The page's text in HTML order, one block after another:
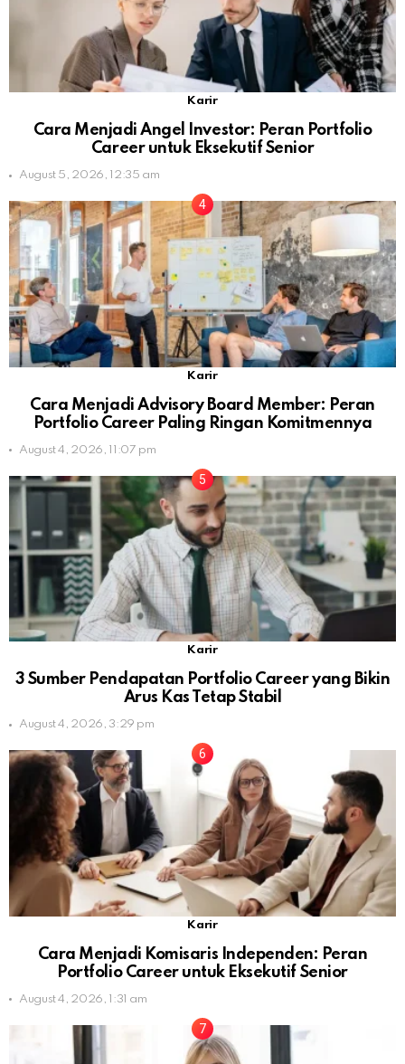
Karir
Cara Menjadi Angel Investor: Peran Portfolio
Career untuk Eksekutif Senior
August 5, 2026, 12:35 am
Karir
Cara Menjadi Advisory Board Member: Peran
Portfolio Career Paling Ringan Komitmennya
August 4, 2026, 11:07 pm
Karir
3 Sumber Pendapatan Portfolio Career yang Bikin
Arus Kas Tetap Stabil
August 4, 2026, 3:29 pm
Karir
Cara Menjadi Komisaris Independen: Peran
Portfolio Career untuk Eksekutif Senior
August 4, 2026, 1:31 am